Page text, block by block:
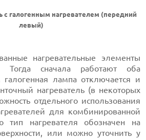
с галогенным нагревателем (передний
левый)
нагревательные элементы
Тогда сначала работают оба
галогенная лампа отключается и
нагреватель (в некоторых
отдельного использования
для комбинированной
тип нагревателя обозначен на
или можно уточнить у